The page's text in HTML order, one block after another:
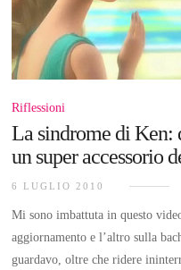
Riflessioni
La sindrome di Ken:
un super accessorio
6 LUGLIO 2010
Mi sono imbattuta in questo
aggiornamento e l’altro sulla
guardavo, oltre che ridere